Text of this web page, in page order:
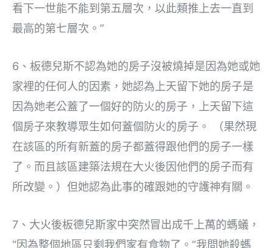
看下一世能不能到第五層次，以此類推上去一直到
最高的第七層次。”
6、板德兒斯不認為她的房子沒被燒掉是因為她或她
家裡的任何人的因素，她認為上天留下她的房子是
因為她老公蓋了一個好的防火的房子，上天留下這
個房子來教導眾生如何蓋個防火的房子。 （果然現
在該區的所有新蓋的房子都蓋得跟他們的房子一樣
了。而且該區建築法規在大火後因他們的房子而有
所改變。）但她認為此事的確跟她的守護神有關。
7、大火後板德兒斯家中突然冒出成千上萬的螞蟻，
“因為整個地區只剩我們家有食物了。”我問她殺螞